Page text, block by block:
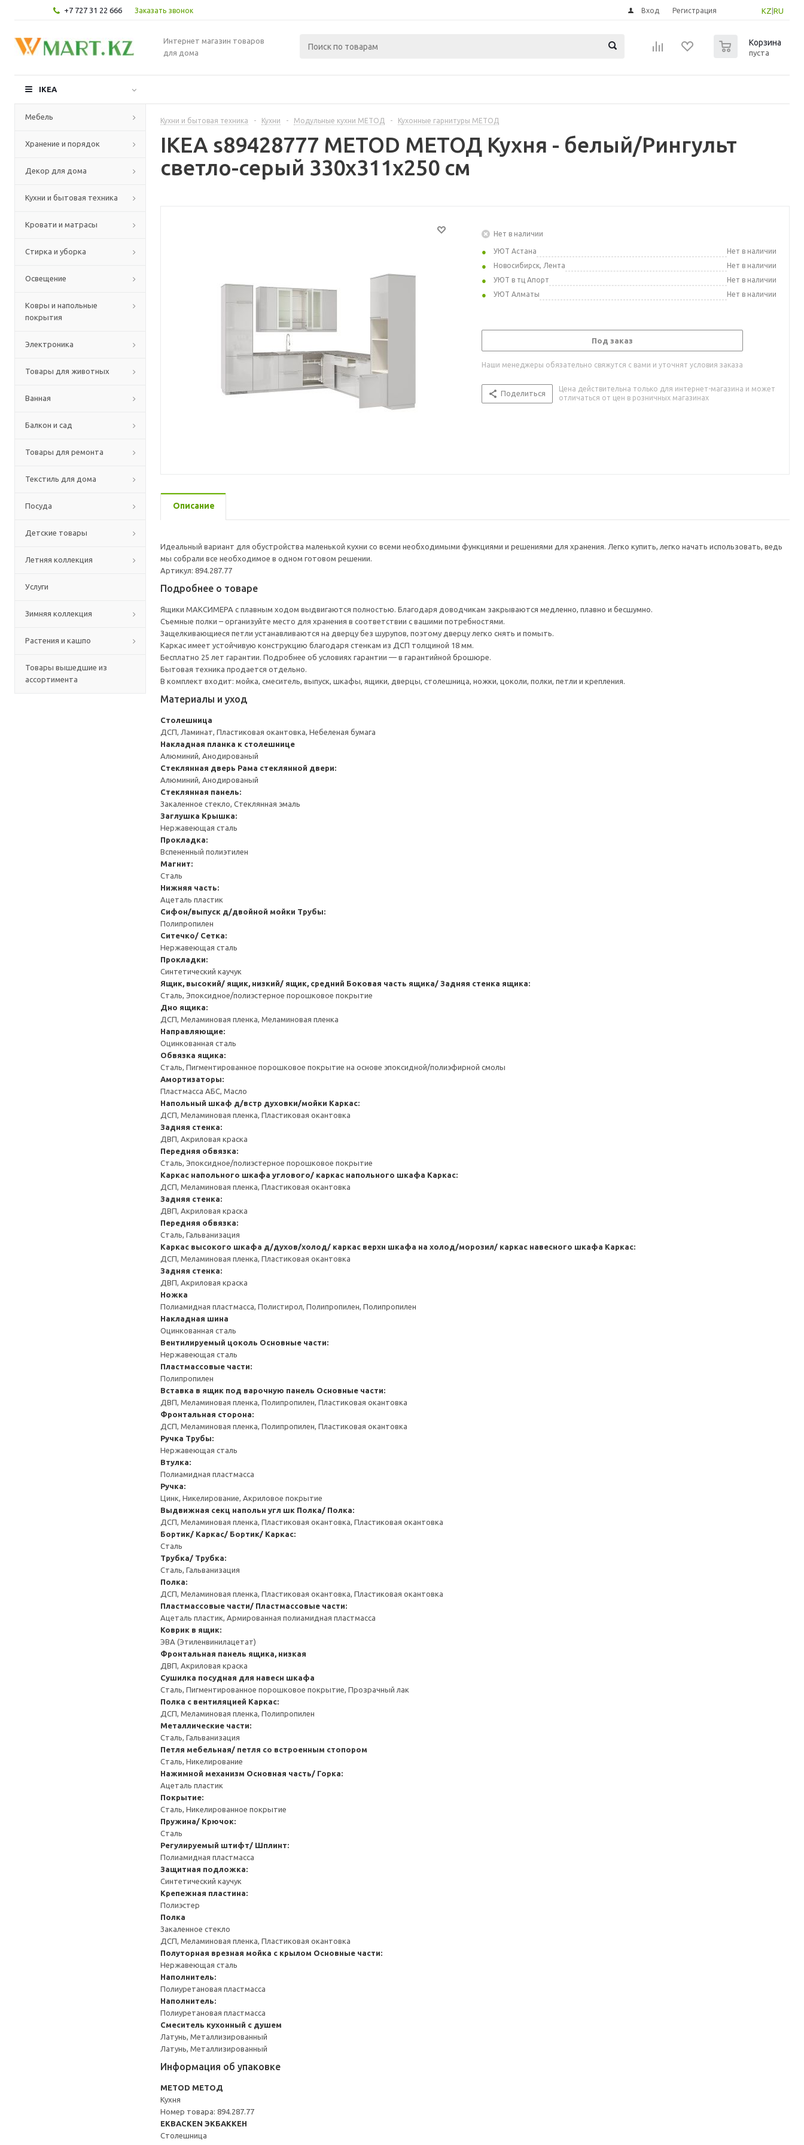
+7 727 31 22 666 Заказать звонок KZ RU
Вход Регистрация
Интернет магазин товаров
для дома
Корзина
пуста
IKEA
Мебель
Хранение и порядок
Декор для дома
Кухни и бытовая техника
Кровати и матрасы
Стирка и уборка
Освещение
Ковры и напольные
покрытия
Электроника
Товары для животных
Ванная
Балкон и сад
Товары для ремонта
Текстиль для дома
Посуда
Детские товары
Летняя коллекция
Услуги
Зимняя коллекция
Растения и кашпо
Товары вышедшие из
ассортимента
Кухни и бытовая техника - Кухни - Модульные кухни МЕТОД - Кухонные гарнитуры МЕТОД
IKEA s89428777 METOD МЕТОД Кухня - белый/Рингульт
светло-серый 330x311x250 см
Нет в наличии
УЮТ Астана
Нет в наличии
Новосибирск, Лента
Нет в наличии
УЮТ в тц Апорт
Нет в наличии
УЮТ Алматы
Нет в наличии
Под заказ
Наши менеджеры обязательно свяжутся с вами и уточнят условия заказа
Поделиться
Цена действительна только для интернет-магазина и может
отличаться от цен в розничных магазинах
Описание
Идеальный вариант для обустройства маленькой кухни со всеми необходимыми функциями и решениями для хранения. Легко купить, легко начать использовать, ведь
мы собрали все необходимое в одном готовом решении.
Артикул: 894.287.77
Подробнее о товаре
Ящики МАКСИМЕРА с плавным ходом выдвигаются полностью. Благодаря доводчикам закрываются медленно, плавно и бесшумно.
Съемные полки – организуйте место для хранения в соответствии с вашими потребностями.
Защелкивающиеся петли устанавливаются на дверцу без шурупов, поэтому дверцу легко снять и помыть.
Каркас имеет устойчивую конструкцию благодаря стенкам из ДСП толщиной 18 мм.
Бесплатно 25 лет гарантии. Подробнее об условиях гарантии — в гарантийной брошюре.
Бытовая техника продается отдельно.
В комплект входит: мойка, смеситель, выпуск, шкафы, ящики, дверцы, столешница, ножки, цоколи, полки, петли и крепления.
Материалы и уход
Столешница
ДСП, Ламинат, Пластиковая окантовка, Небеленая бумага
Накладная планка к столешнице
Алюминий, Анодированый
Стеклянная дверь Рама стеклянной двери:
Алюминий, Анодированый
Стеклянная панель:
Закаленное стекло, Стеклянная эмаль
Заглушка Крышка:
Нержавеющая сталь
Прокладка:
Вспененный полиэтилен
Магнит:
Сталь
Нижняя часть:
Ацеталь пластик
Сифон/выпуск д/двойной мойки Трубы:
Полипропилен
Ситечко/ Сетка:
Нержавеющая сталь
Прокладки:
Синтетический каучук
Ящик, высокий/ ящик, низкий/ ящик, средний Боковая часть ящика/ Задняя стенка ящика:
Сталь, Эпоксидное/полиэстерное порошковое покрытие
Дно ящика:
ДСП, Меламиновая пленка, Меламиновая пленка
Направляющие:
Оцинкованная сталь
Обвязка ящика:
Сталь, Пигментированное порошковое покрытие на основе эпоксидной/полиэфирной смолы
Амортизаторы:
Пластмасса АБС, Масло
Напольный шкаф д/встр духовки/мойки Каркас:
ДСП, Меламиновая пленка, Пластиковая окантовка
Задняя стенка:
ДВП, Акриловая краска
Передняя обвязка:
Сталь, Эпоксидное/полиэстерное порошковое покрытие
Каркас напольного шкафа углового/ каркас напольного шкафа Каркас:
ДСП, Меламиновая пленка, Пластиковая окантовка
Задняя стенка:
ДВП, Акриловая краска
Передняя обвязка:
Сталь, Гальванизация
Каркас высокого шкафа д/духов/холод/ каркас верхн шкафа на холод/морозил/ каркас навесного шкафа Каркас:
ДСП, Меламиновая пленка, Пластиковая окантовка
Задняя стенка:
ДВП, Акриловая краска
Ножка
Полиамидная пластмасса, Полистирол, Полипропилен, Полипропилен
Накладная шина
Оцинкованная сталь
Вентилируемый цоколь Основные части:
Нержавеющая сталь
Пластмассовые части:
Полипропилен
Вставка в ящик под варочную панель Основные части:
ДВП, Меламиновая пленка, Полипропилен, Пластиковая окантовка
Фронтальная сторона:
ДСП, Меламиновая пленка, Полипропилен, Пластиковая окантовка
Ручка Трубы:
Нержавеющая сталь
Втулка:
Полиамидная пластмасса
Ручка:
Цинк, Никелирование, Акриловое покрытие
Выдвижная секц напольн угл шк Полка/ Полка:
ДСП, Меламиновая пленка, Пластиковая окантовка, Пластиковая окантовка
Бортик/ Каркас/ Бортик/ Каркас:
Сталь
Трубка/ Трубка:
Сталь, Гальванизация
Полка:
ДСП, Меламиновая пленка, Пластиковая окантовка, Пластиковая окантовка
Пластмассовые части/ Пластмассовые части:
Ацеталь пластик, Армированная полиамидная пластмасса
Коврик в ящик:
ЭВА (Этиленвинилацетат)
Фронтальная панель ящика, низкая
ДВП, Акриловая краска
Сушилка посудная для навесн шкафа
Сталь, Пигментированное порошковое покрытие, Прозрачный лак
Полка с вентиляцией Каркас:
ДСП, Меламиновая пленка, Полипропилен
Металлические части:
Сталь, Гальванизация
Петля мебельная/ петля со встроенным стопором
Сталь, Никелирование
Нажимной механизм Основная часть/ Горка:
Ацеталь пластик
Покрытие:
Сталь, Никелированное покрытие
Пружина/ Крючок:
Сталь
Регулируемый штифт/ Шплинт:
Полиамидная пластмасса
Защитная подложка:
Синтетический каучук
Крепежная пластина:
Полиэстер
Полка
Закаленное стекло
ДСП, Меламиновая пленка, Пластиковая окантовка
Полуторная врезная мойка с крылом Основные части:
Нержавеющая сталь
Наполнитель:
Полиуретановая пластмасса
Наполнитель:
Полиуретановая пластмасса
Смеситель кухонный с душем
Латунь, Металлизированный
Латунь, Металлизированный
Информация об упаковке
METOD МЕТОД
Кухня
Номер товара: 894.287.77
EKBACKEN ЭКБАККЕН
Столешница